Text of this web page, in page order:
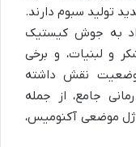
تولید سبوم دارند.
به جوش کیستیک
و لبنیات، و برخی
وضعیت نقش داشته
جامع، از جمله
ژل موضعی آکنومیس،